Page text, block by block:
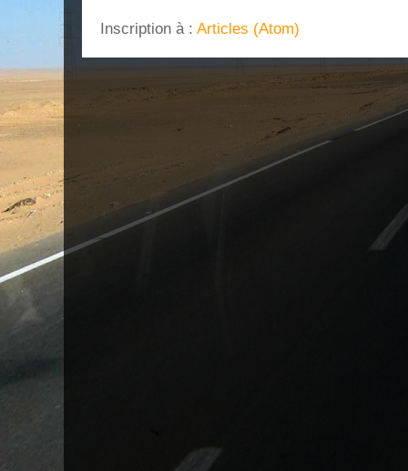
Inscription à : Articles (Atom)